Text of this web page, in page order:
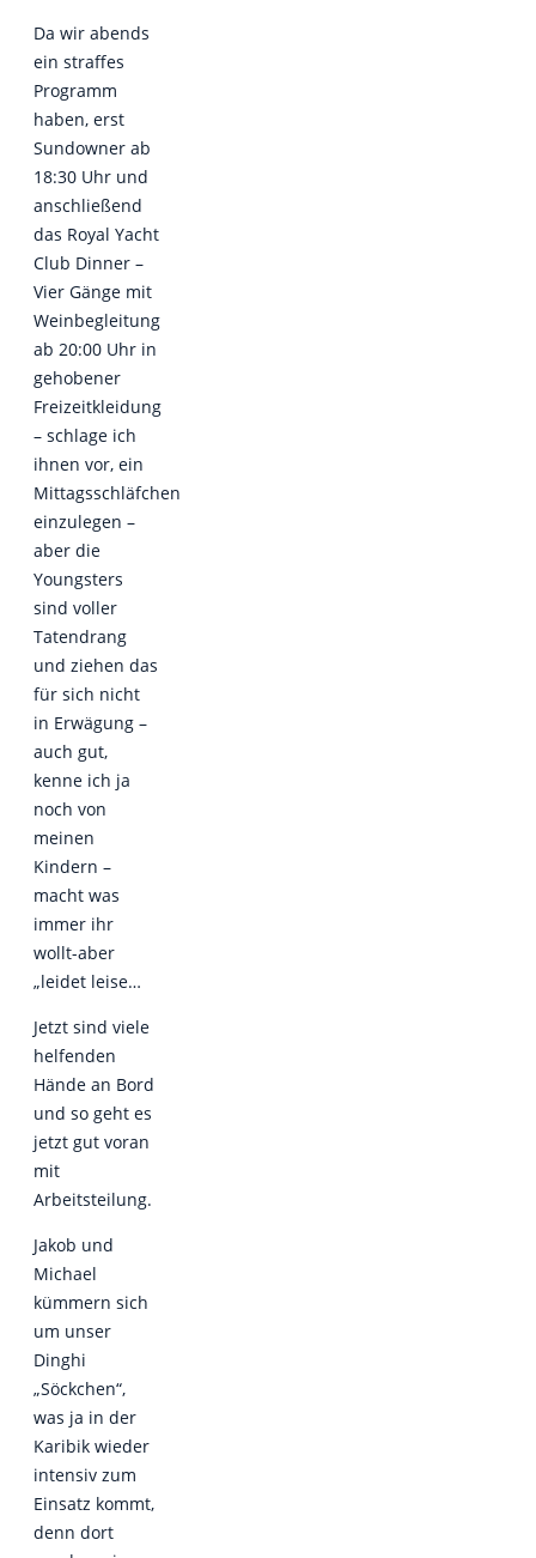
Da wir abends
ein straffes
Programm
haben, erst
Sundowner ab
18:30 Uhr und
anschließend
das Royal Yacht
Club Dinner –
Vier Gänge mit
Weinbegleitung
ab 20:00 Uhr in
gehobener
Freizeitkleidung
– schlage ich
ihnen vor, ein
Mittagsschläfchen
einzulegen –
aber die
Youngsters
sind voller
Tatendrang
und ziehen das
für sich nicht
in Erwägung –
auch gut,
kenne ich ja
noch von
meinen
Kindern –
macht was
immer ihr
wollt-aber
„leidet leise…
Jetzt sind viele
helfenden
Hände an Bord
und so geht es
jetzt gut voran
mit
Arbeitsteilung.
Jakob und
Michael
kümmern sich
um unser
Dinghi
„Söckchen“,
was ja in der
Karibik wieder
intensiv zum
Einsatz kommt,
denn dort